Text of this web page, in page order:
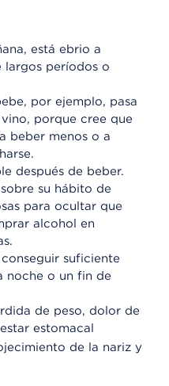
está ebrio a
largos períodos o
por ejemplo, pasa
porque cree que
beber menos o a
después de beber.
su hábito de
para ocultar que
alcohol en
suficiente
noche o un fin de
de peso, dolor de
estomacal
de la nariz y